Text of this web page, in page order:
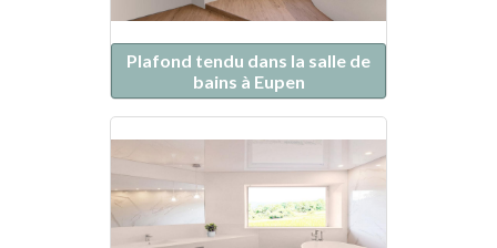
Plafond tendu dans la salle de
bains à Eupen